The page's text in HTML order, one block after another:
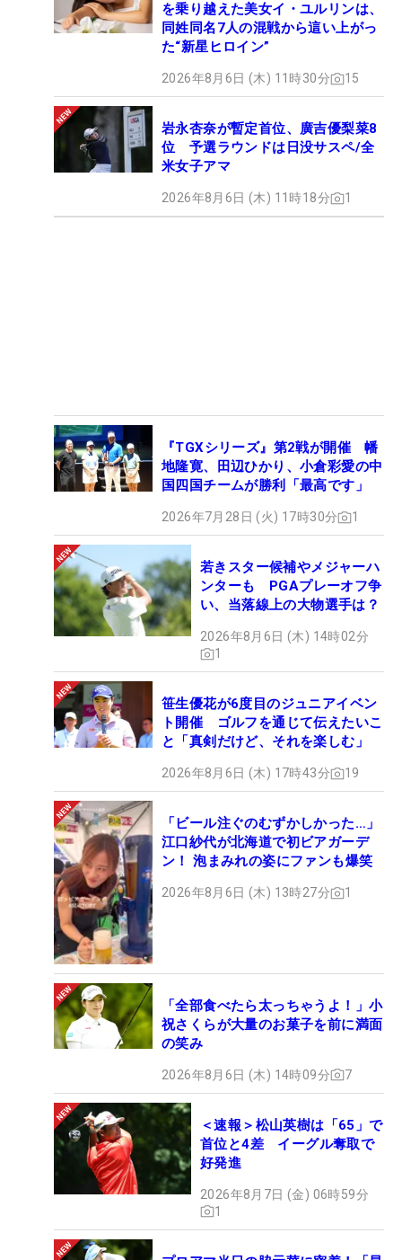
を乗り越えた美女イ・ユルリンは、
同姓同名7人の混戦から這い上がっ
た“新星ヒロイン”
2026年8月6日 (木) 11時30分 15
岩永杏奈が暫定首位、廣吉優梨菜8
位 予選ラウンドは日没サスペ/全
米女子アマ
2026年8月6日 (木) 11時18分 1
『TGXシリーズ』第2戦が開催 幡
地隆寛、田辺ひかり、小倉彩愛の中
国四国チームが勝利「最高です」
2026年7月28日 (火) 17時30分 1
若きスター候補やメジャーハ
ンターも PGAプレーオフ争
い、当落線上の大物選手は？
2026年8月6日 (木) 14時02分
1
笹生優花が6度目のジュニアイベン
ト開催 ゴルフを通じて伝えたいこ
と「真剣だけど、それを楽しむ」
2026年8月6日 (木) 17時43分 19
「ビール注ぐのむずかしかった…」
江口紗代が北海道で初ビアガーデ
ン！ 泡まみれの姿にファンも爆笑
2026年8月6日 (木) 13時27分 1
「全部食べたら太っちゃうよ！」小
祝さくらが大量のお菓子を前に満面
の笑み
2026年8月6日 (木) 14時09分 7
＜速報＞松山英樹は「65」で
首位と4差 イーグル奪取で
好発進
2026年8月7日 (金) 06時59分
1